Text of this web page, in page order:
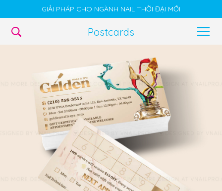
GIẢI PHÁP CHO NGÀNH NAIL THỜI ĐẠI MỚI
Postcards